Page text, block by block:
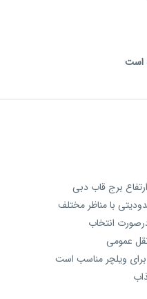
برج قاب دبی
با مناظر مختلف
انتخاب
عمومی
ویلچر مناسب است